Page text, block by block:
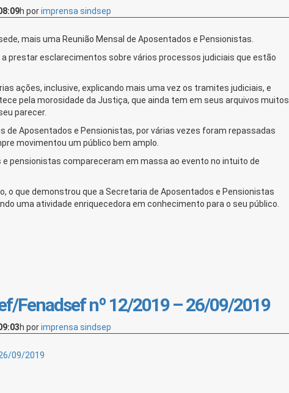
h porimprensa sindsep
mais uma Reunião Mensal de Aposentados e Pensionistas.
prestar esclarecimentos sobre vários processos judiciais que estão
ações, inclusive, explicando mais uma vez os tramites judiciais, e
pela morosidade da Justiça, que ainda tem em seus arquivos muitos
parecer.
de Aposentados e Pensionistas, por várias vezes foram repassadas
movimentou um público bem amplo.
pensionistas compareceram em massa ao evento no intuito de
o que demonstrou que a Secretaria de Aposentados e Pensionistas
uma atividade enriquecedora em conhecimento para o seu público.
Fenadsef nº 12/2019 – 26/09/2019
h porimprensa sindsep
09/2019